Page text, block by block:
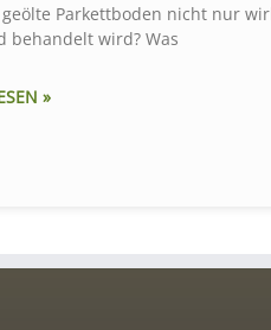
Parkettboden nicht nur
behandelt wird? Was
»